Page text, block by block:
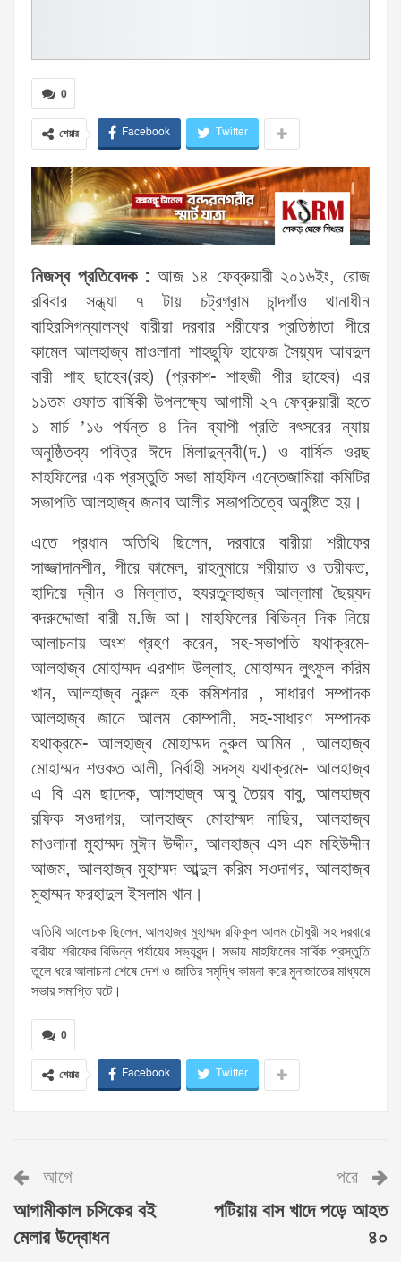
0
শেয়ার Facebook Twitter
নিজস্ব প্রতিবেদক : আজ ১৪ ফেব্রুয়ারী ২০১৬ইং, রোজ
রবিবার সন্ধ্যা ৭ টায় চট্রগ্রাম চান্দগাঁও থানাধীন
বাহিরসিগন্যালস্থ বারীয়া দরবার শরীফের প্রতিষ্ঠাতা পীরে
কামেল আলহাজ্ব মাওলানা শাহছুফি হাফেজ সৈয়্যদ আবদুল
বারী শাহ ছাহেব(রহ) (প্রকাশ- শাহজী পীর ছাহেব) এর
১১তম ওফাত বার্ষিকী উপলক্ষ্যে আগামী ২৭ ফেব্রুয়ারী হতে
১ মার্চ ’১৬ পর্যন্ত ৪ দিন ব্যাপী প্রতি বৎসরের ন্যায়
অনুষ্ঠিতব্য পবিত্র ঈদে মিলাদুন্নবী(দ.) ও বার্ষিক ওরছ
মাহফিলের এক প্রস্তুতি সভা মাহফিল এন্তেজামিয়া কমিটির
সভাপতি আলহাজ্ব জনাব আলীর সভাপতিত্বে অনুষ্টিত হয়।
এতে প্রধান অতিথি ছিলেন, দরবারে বারীয়া শরীফের
সাজ্জাদানশীন, পীরে কামেল, রাহনুমায়ে শরীয়াত ও তরীকত,
হাদিয়ে দ্বীন ও মিল্লাত, হযরতুলহাজ্ব আল্লামা ছৈয়্যদ
বদরুদ্দোজা বারী ম.জি আ। মাহফিলের বিভিন্ন দিক নিয়ে
আলাচনায় অংশ গ্রহণ করেন, সহ-সভাপতি যথাক্রমে-
আলহাজ্ব মোহাম্মদ এরশাদ উল্লাহ, মোহাম্মদ লুৎফুল করিম
খান, আলহাজ্ব নুরুল হক কমিশনার , সাধারণ সম্পাদক
আলহাজ্ব জানে আলম কোম্পানী, সহ-সাধারণ সম্পাদক
যথাক্রমে- আলহাজ্ব মোহাম্মদ নুরুল আমিন , আলহাজ্ব
মোহাম্মদ শওকত আলী, নির্বাহী সদস্য যথাক্রমে- আলহাজ্ব
এ বি এম ছাদেক, আলহাজ্ব আবু তৈয়ব বাবু, আলহাজ্ব
রফিক সওদাগর, আলহাজ্ব মোহাম্মদ নাছির, আলহাজ্ব
মাওলানা মুহাম্মদ মুঈন উদ্দীন, আলহাজ্ব এস এম মহিউদ্দীন
আজম, আলহাজ্ব মুহাম্মদ আব্দুল করিম সওদাগর, আলহাজ্ব
মুহাম্মদ ফরহাদুল ইসলাম খান।
অতিথি আলোচক ছিলেন, আলহাজ্ব মুহাম্মদ রফিকুল আলম চৌধুরী সহ দরবারে
বারীয়া শরীফের বিভিন্ন পর্যায়ের সভ্যবৃন্দ। সভায় মাহফিলের সার্বিক প্রস্তুতি
তুলে ধরে আলাচনা শেষে দেশ ও জাতির সমৃদ্ধি কামনা করে মুনাজাতের মাধ্যমে
সভার সমাপ্তি ঘটে।
0
শেয়ার Facebook Twitter
আগে
আগামীকাল চসিকের বই
মেলার উদ্বোধন
পরে
পটিয়ায় বাস খাদে পড়ে আহত
৪০